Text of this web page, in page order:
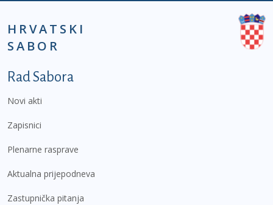
HRVATSKI
SABOR
Podnožje prvi izbornik
Rad Sabora
Novi akti
Zapisnici
Plenarne rasprave
Aktualna prijepodneva
Zastupnička pitanja